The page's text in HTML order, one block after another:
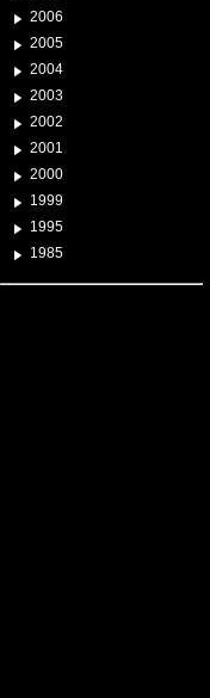
2006
2005
2004
2003
2002
2001
2000
1999
1995
1985